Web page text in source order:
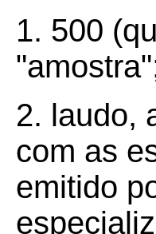
1. 500
2. laudo,
com as
emitido